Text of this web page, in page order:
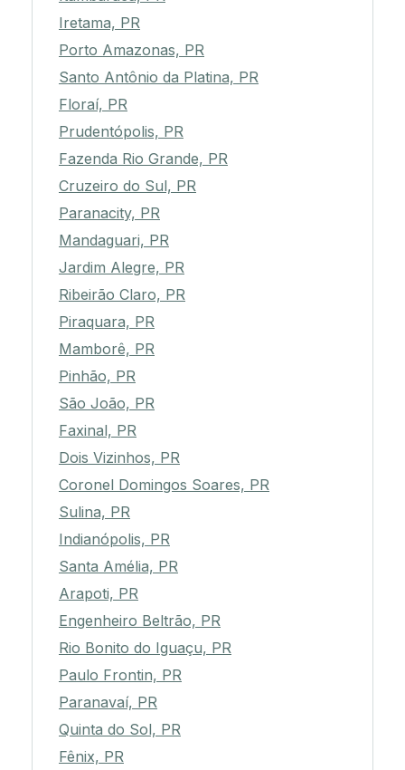
Iretama, PR
Porto Amazonas, PR
Santo Antônio da Platina, PR
Floraí, PR
Prudentópolis, PR
Fazenda Rio Grande, PR
Cruzeiro do Sul, PR
Paranacity, PR
Mandaguari, PR
Jardim Alegre, PR
Ribeirão Claro, PR
Piraquara, PR
Mamborê, PR
Pinhão, PR
São João, PR
Faxinal, PR
Dois Vizinhos, PR
Coronel Domingos Soares, PR
Sulina, PR
Indianópolis, PR
Santa Amélia, PR
Arapoti, PR
Engenheiro Beltrão, PR
Rio Bonito do Iguaçu, PR
Paulo Frontin, PR
Paranavaí, PR
Quinta do Sol, PR
Fênix, PR